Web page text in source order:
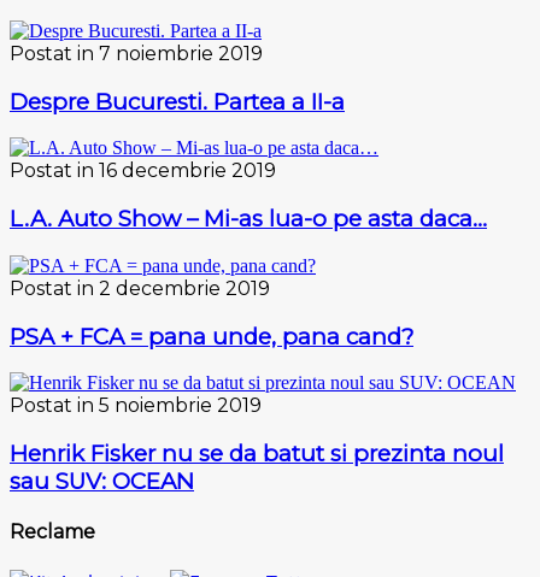
Postat in 7 noiembrie 2019
Despre Bucuresti. Partea a II-a
Postat in 16 decembrie 2019
L.A. Auto Show – Mi-as lua-o pe asta daca…
Postat in 2 decembrie 2019
PSA + FCA = pana unde, pana cand?
Postat in 5 noiembrie 2019
Henrik Fisker nu se da batut si prezinta noul
sau SUV: OCEAN
Reclame